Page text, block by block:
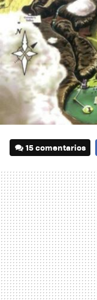
15 comentarios